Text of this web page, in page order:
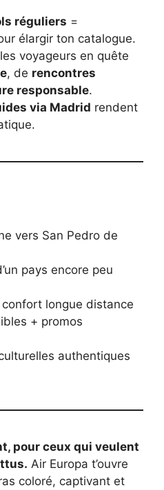
réguliers =
élargir ton catalogue.
voyageurs en quête
, de rencontres
responsable.
via Madrid rendent
vers San Pedro de
pays encore peu
longue distance
+ promos
authentiques
pour ceux qui veulent
Air Europa t’ouvre
coloré, captivant et